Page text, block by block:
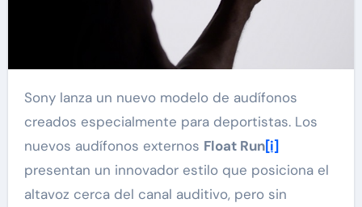
Sony lanza un nuevo modelo de audífonos
creados especialmente para deportistas. Los
nuevos audífonos externos Float Run[i]
presentan un innovador estilo que posiciona el
altavoz cerca del canal auditivo, pero sin